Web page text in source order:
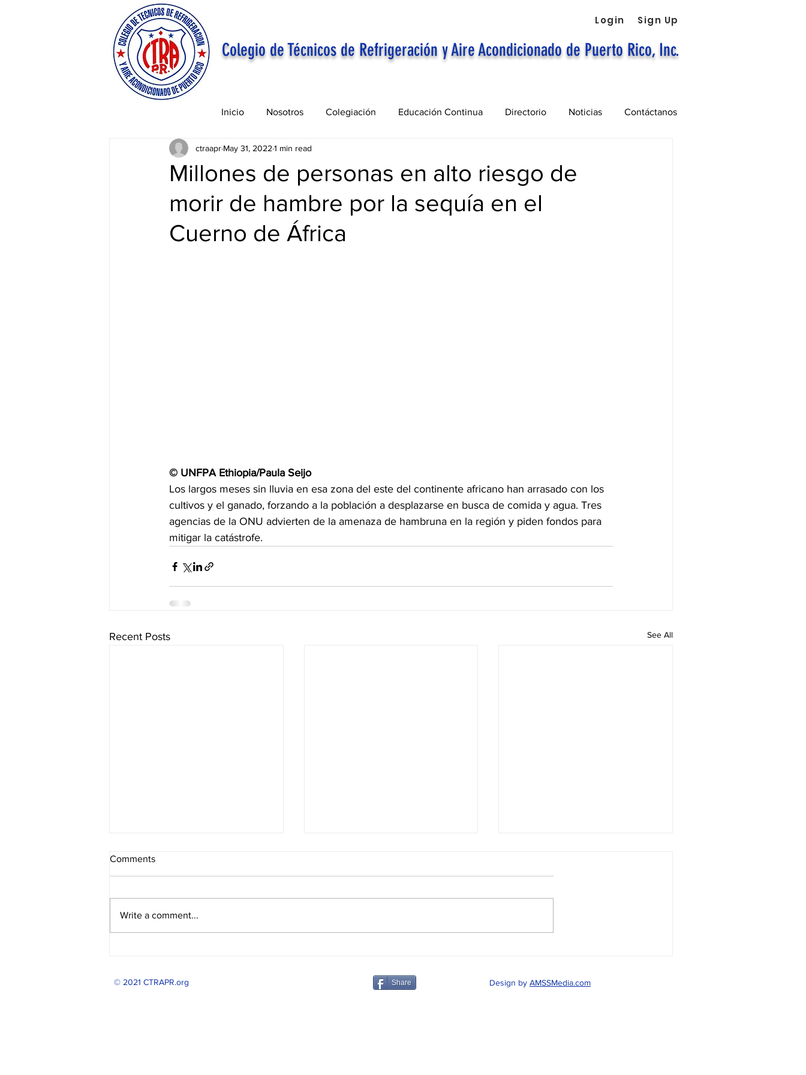
Login Sign Up
Colegio de Técnicos de Refrigeración y Aire Acondicionado de Puerto Rico, Inc.
Inicio Nosotros Colegiación Educación Continua Directorio Noticias Contáctanos
Millones de personas en alto riesgo de
morir de hambre por la sequía en el
Cuerno de África
ctraapr May 31, 2022 1 min read
© UNFPA Ethiopia/Paula Seijo
Los largos meses sin lluvia en esa zona del este del continente africano han arrasado con los
cultivos y el ganado, forzando a la población a desplazarse en busca de comida y agua. Tres
agencias de la ONU advierten de la amenaza de hambruna en la región y piden fondos para
mitigar la catástrofe.
Recent Posts See All
Revalida de Otoño
¡Renueva tu Colegiación!
Comments
Write a comment...
© 2021 CTRAPR.org Share Design by AMSSMedia.com